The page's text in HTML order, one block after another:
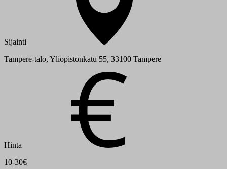
Sijainti
Tampere-talo, Yliopistonkatu 55, 33100 Tampere
Hinta
10-30€